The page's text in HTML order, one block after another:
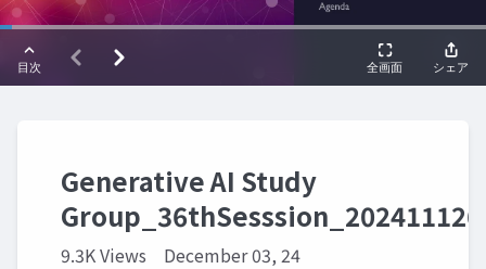
Generative AI Study
Group_36thSesssion_202411126
9.3K Views December 03, 24